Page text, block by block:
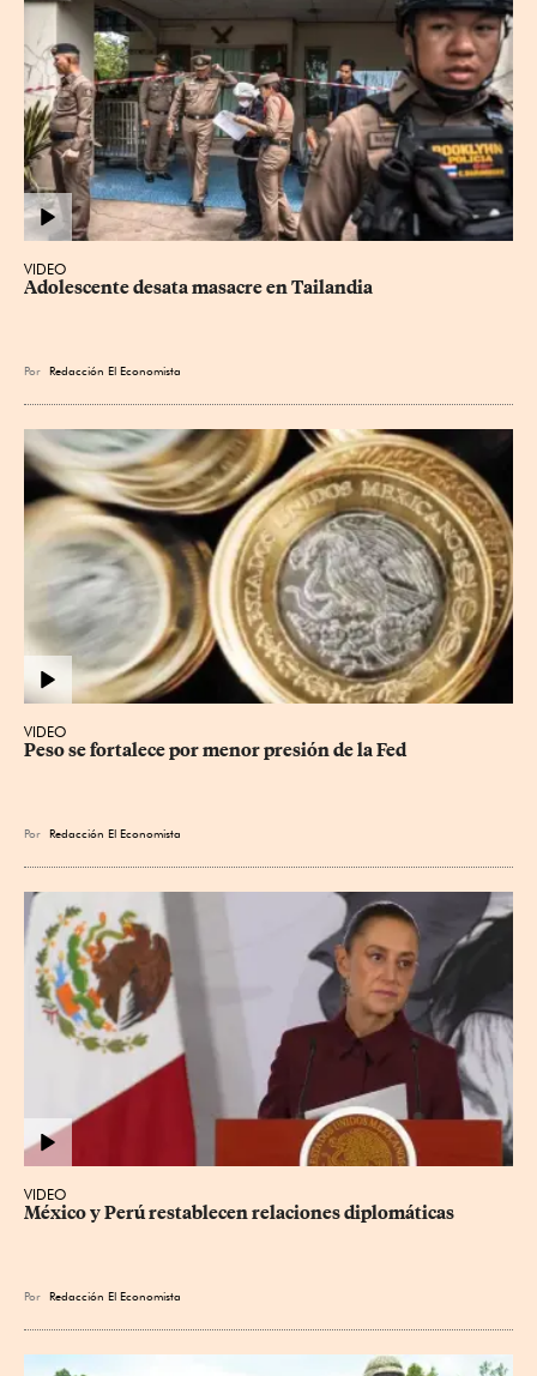
VIDEO
Adolescente desata masacre en Tailandia
Por Redacción El Economista
VIDEO
Peso se fortalece por menor presión de la Fed
Por Redacción El Economista
VIDEO
México y Perú restablecen relaciones diplomáticas
Por Redacción El Economista